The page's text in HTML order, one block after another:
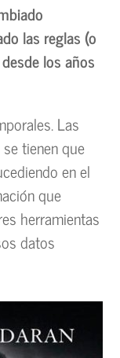
las reglas (o
los años
Las
tienen que
en el
que
herramientas
datos